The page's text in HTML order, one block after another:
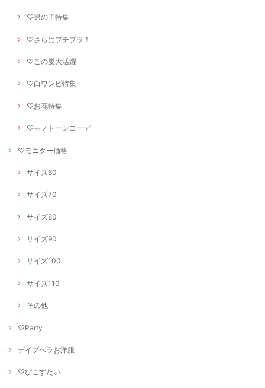
♡男の子特集
♡さらにプチプラ！
♡この夏大活躍
♡白ワンピ特集
♡お花特集
♡モノトーンコーデ
♡モニター価格
サイズ60
サイズ70
サイズ80
サイズ90
サイズ100
サイズ110
その他
♡Party
デイブベラお洋服
♡ぴこすたい